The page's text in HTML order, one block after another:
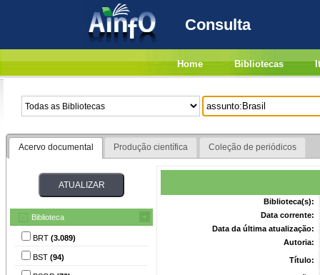
Consulta
Home Bibliotecas
Acervo documental Produção científica Coleção de periódicos
Biblioteca
BRT (3.089)
BST (94)
Biblioteca(s):
Data corrente:
Data da última atualização:
Autoria:
Título: